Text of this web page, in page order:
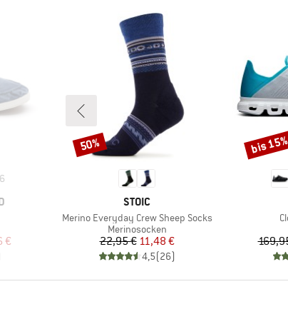
6
Preis
€
MARKE
STOIC
Artikel
Merino Everyday Crew Sheep Socks
Produktgruppe
Merinosocken
Preis
22,95 €reduzierter Preis
11,48 €
4,5(26)
Rabatt
50% Rabatt
bis